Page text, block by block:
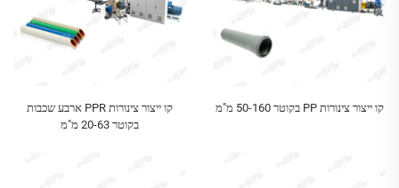
קו ייצור צינורות PP בקוטר 50-160 מ"מ
קו ייצור צינורות PPR ארבע שכבות
בקוטר 20-63 מ"מ